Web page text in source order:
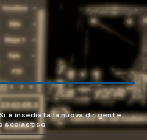
è insediata la nuova dirigente
scolastico